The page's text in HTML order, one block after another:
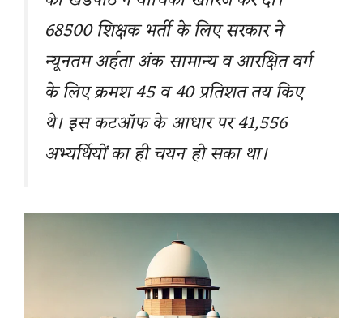
68500 शिक्षक भर्ती के लिए सरकार ने
न्यूनतम अर्हता अंक सामान्य व आरक्षित वर्ग
के लिए क्रमश 45 व 40 प्रतिशत तय किए
थे। इस कटऑफ के आधार पर 41,556
अभ्यर्थियों का ही चयन हो सका था।